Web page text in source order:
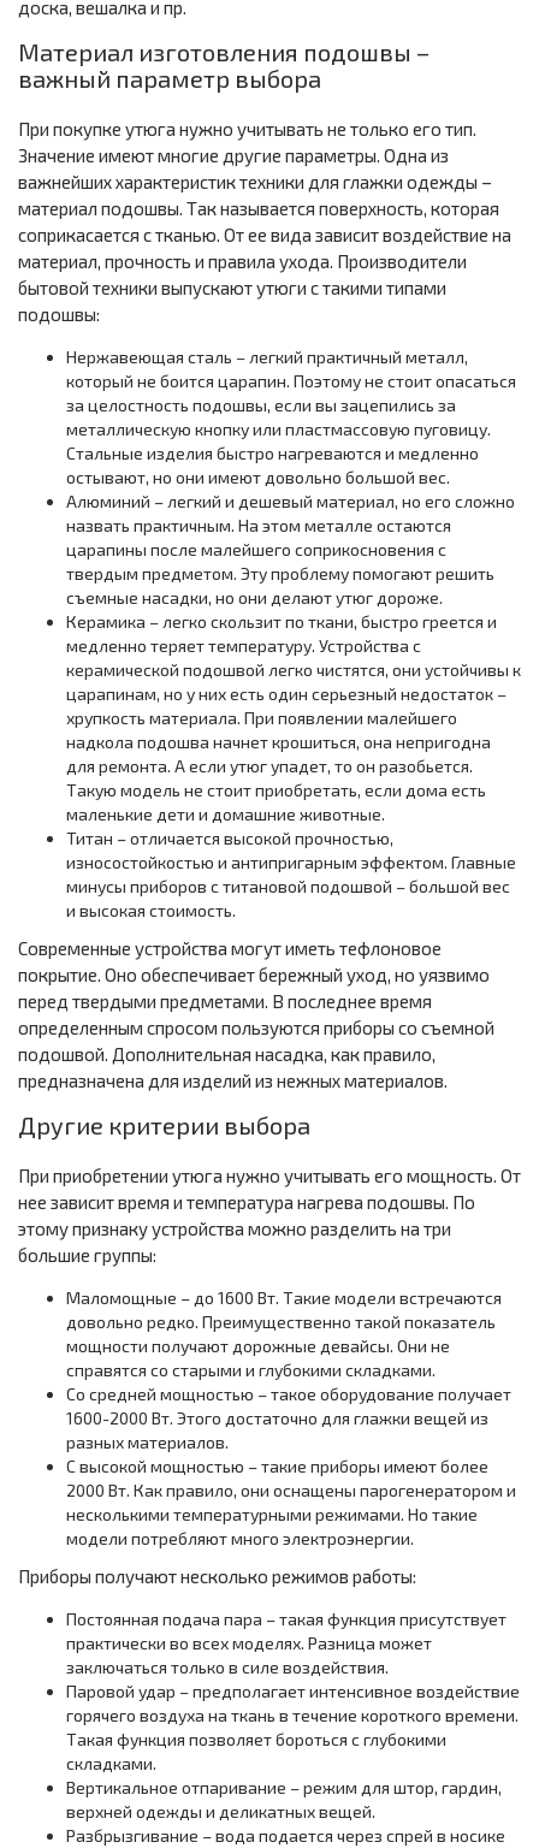
доска, вешалка и пр.
Материал изготовления подошвы –
важный параметр выбора
При покупке утюга нужно учитывать не только его тип.
Значение имеют многие другие параметры. Одна из
важнейших характеристик техники для глажки одежды –
материал подошвы. Так называется поверхность, которая
соприкасается с тканью. От ее вида зависит воздействие на
материал, прочность и правила ухода. Производители
бытовой техники выпускают утюги с такими типами
подошвы:
Нержавеющая сталь – легкий практичный металл,
который не боится царапин. Поэтому не стоит опасаться
за целостность подошвы, если вы зацепились за
металлическую кнопку или пластмассовую пуговицу.
Стальные изделия быстро нагреваются и медленно
остывают, но они имеют довольно большой вес.
Алюминий – легкий и дешевый материал, но его сложно
назвать практичным. На этом металле остаются
царапины после малейшего соприкосновения с
твердым предметом. Эту проблему помогают решить
съемные насадки, но они делают утюг дороже.
Керамика – легко скользит по ткани, быстро греется и
медленно теряет температуру. Устройства с
керамической подошвой легко чистятся, они устойчивы к
царапинам, но у них есть один серьезный недостаток –
хрупкость материала. При появлении малейшего
надкола подошва начнет крошиться, она непригодна
для ремонта. А если утюг упадет, то он разобьется.
Такую модель не стоит приобретать, если дома есть
маленькие дети и домашние животные.
Титан – отличается высокой прочностью,
износостойкостью и антипригарным эффектом. Главные
минусы приборов с титановой подошвой – большой вес
и высокая стоимость.
Современные устройства могут иметь тефлоновое
покрытие. Оно обеспечивает бережный уход, но уязвимо
перед твердыми предметами. В последнее время
определенным спросом пользуются приборы со съемной
подошвой. Дополнительная насадка, как правило,
предназначена для изделий из нежных материалов.
Другие критерии выбора
При приобретении утюга нужно учитывать его мощность. От
нее зависит время и температура нагрева подошвы. По
этому признаку устройства можно разделить на три
большие группы:
Маломощные – до 1600 Вт. Такие модели встречаются
довольно редко. Преимущественно такой показатель
мощности получают дорожные девайсы. Они не
справятся со старыми и глубокими складками.
Со средней мощностью – такое оборудование получает
1600-2000 Вт. Этого достаточно для глажки вещей из
разных материалов.
С высокой мощностью – такие приборы имеют более
2000 Вт. Как правило, они оснащены парогенератором и
несколькими температурными режимами. Но такие
модели потребляют много электроэнергии.
Приборы получают несколько режимов работы:
Постоянная подача пара – такая функция присутствует
практически во всех моделях. Разница может
заключаться только в силе воздействия.
Паровой удар – предполагает интенсивное воздействие
горячего воздуха на ткань в течение короткого времени.
Такая функция позволяет бороться с глубокими
складками.
Вертикальное отпаривание – режим для штор, гардин,
верхней одежды и деликатных вещей.
Разбрызгивание – вода подается через спрей в носике